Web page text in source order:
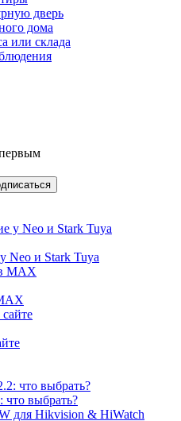
дверь
дома
или склада
Neo и Stark Tuya
что выбрать?